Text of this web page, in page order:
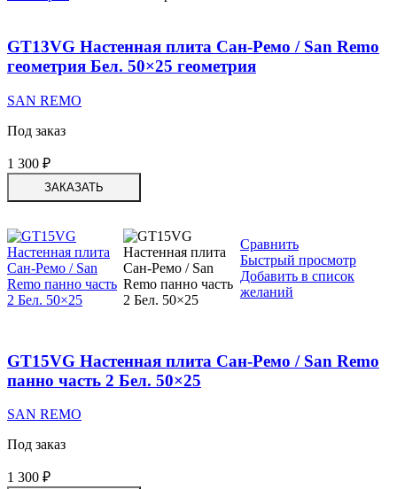
GT13VG Настенная плита Сан-Ремо / San Remo
геометрия Бел. 50×25 геометрия
SAN REMO
Под заказ
1 300 ₽
ЗАКАЗАТЬ
Сравнить
Быстрый просмотр
Добавить в список
желаний
GT15VG Настенная плита Сан-Ремо / San Remo
панно часть 2 Бел. 50×25
SAN REMO
Под заказ
1 300 ₽